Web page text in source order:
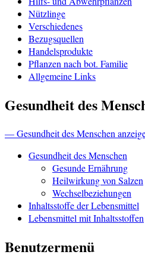
Nützlinge
Verschiedenes
Bezugsquellen
Handelsprodukte
Pflanzen nach bot. Familie
Allgemeine Links
Gesundheit des
— Gesundheit des Menschen
Gesundheit des Menschen
Gesunde Ernährung
Heilwirkung von Salzen
Wechselbeziehungen
Inhaltsstoffe der Lebensmittel
Lebensmittel mit Inhaltsstoffen
Benutzermenü